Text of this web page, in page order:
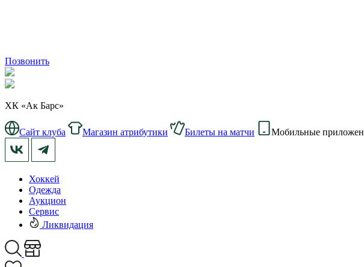
Позвонить
ХК «Ак Барс»
Сайт клуба Магазин атрибутики Билеты на матчи Мобильные
Хоккей
Одежда
Аукцион
Сервис
Ликвидация